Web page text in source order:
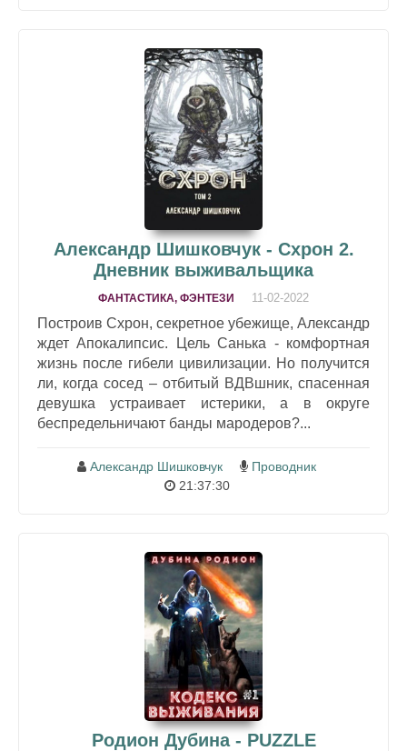
Александр Шишковчук - Схрон 2.
Дневник выживальщика
ФАНТАСТИКА, ФЭНТЕЗИ 11-02-2022
Построив Схрон, секретное убежище, Александр
ждет Апокалипсис. Цель Санька - комфортная
жизнь после гибели цивилизации. Но получится
ли, когда сосед – отбитый ВДВшник, спасенная
девушка устраивает истерики, а в округе
беспредельничают банды мародеров?...
Александр Шишковчук
Проводник
21:37:30
Родион Дубина - PUZZLE